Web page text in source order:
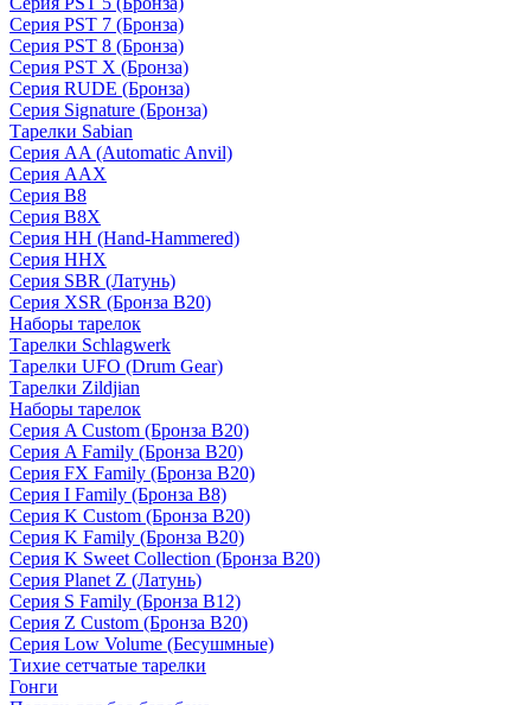
Серия PST 7 (Бронза)
Серия PST 8 (Бронза)
Серия PST X (Бронза)
Серия RUDE (Бронза)
Серия Signature (Бронза)
Тарелки Sabian
Серия AA (Automatic Anvil)
Серия AAX
Серия B8
Серия B8X
Серия HH (Hand-Hammered)
Серия HHX
Серия SBR (Латунь)
Серия XSR (Бронза B20)
Наборы тарелок
Тарелки Schlagwerk
Тарелки UFO (Drum Gear)
Тарелки Zildjian
Наборы тарелок
Серия A Custom (Бронза B20)
Серия A Family (Бронза B20)
Серия FX Family (Бронза B20)
Серия I Family (Бронза B8)
Серия K Custom (Бронза B20)
Серия K Family (Бронза B20)
Серия K Sweet Collection (Бронза B20)
Серия Planet Z (Латунь)
Серия S Family (Бронза B12)
Серия Z Custom (Бронза B20)
Серия Low Volume (Бесушмные)
Тихие сетчатые тарелки
Гонги